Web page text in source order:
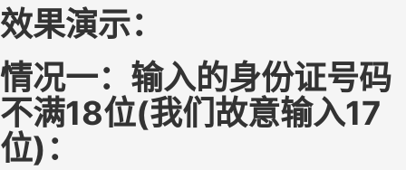
效果演示：
情况一：输入的身份证号码
不满18位(我们故意输入17
位)：